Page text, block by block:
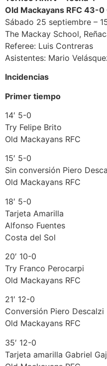
Old Mackayans RFC 43-0
Sábado 25 septiembre –
The Mackay School,
Referee: Luis Contreras
Asistentes: Mario
Incidencias
Primer tiempo
14′ 5-0
Try Felipe Brito
Old Mackayans RFC
15′ 5-0
Sin conversión Piero
Old Mackayans RFC
18′ 5-0
Tarjeta Amarilla
Alfonso Fuentes
Costa del Sol
20′ 10-0
Try Franco Perocarpi
Old Mackayans RFC
21′ 12-0
Conversión Piero Descalzi
Old Mackayans RFC
35′ 12-0
Tarjeta amarilla Gabriel